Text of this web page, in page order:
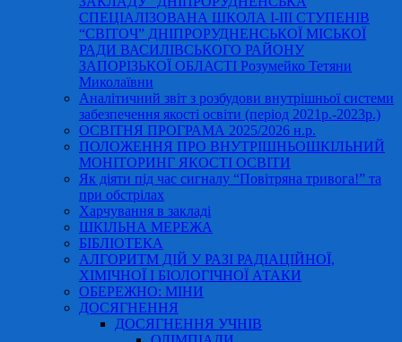
СПЕЦІАЛІЗОВАНА ШКОЛА І-ІІІ СТУПЕНІВ
“СВІТОЧ” ДНІПРОРУДНЕНСЬКОЇ МІСЬКОЇ
РАДИ ВАСИЛІВСЬКОГО РАЙОНУ
ЗАПОРІЗЬКОЇ ОБЛАСТІ Розумейко Тетяни
Миколаївни
Аналітичний звіт з розбудови внутрішньої системи
забезпечення якості освіти (період 2021р.-2023р.)
ОСВІТНЯ ПРОГРАМА 2025/2026 н.р.
ПОЛОЖЕННЯ ПРО ВНУТРІШНЬОШКІЛЬНИЙ
МОНІТОРИНГ ЯКОСТІ ОСВІТИ
Як діяти під час сигналу “Повітряна тривога!” та
при обстрілах
Харчування в закладі
ШКІЛЬНА МЕРЕЖА
БІБЛІОТЕКА
АЛГОРИТМ ДІЙ У РАЗІ РАДІАЦІЙНОЇ,
ХІМІЧНОЇ І БІОЛОГІЧНОЇ АТАКИ
ОБЕРЕЖНО: МІНИ
ДОСЯГНЕННЯ
ДОСЯГНЕННЯ УЧНІВ